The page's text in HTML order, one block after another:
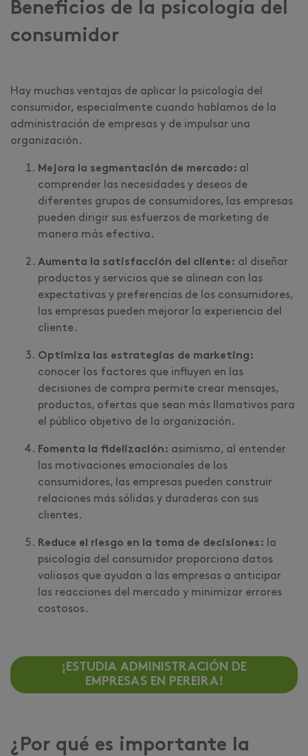
Beneficios de la psicología del
consumidor
Hay muchas ventajas de aplicar la psicología del
consumidor, especialmente cuando hablamos de la
administración de empresas y de impulsar una
organización.
Mejora la segmentación de mercado: al
comprender las necesidades y deseos de
diferentes grupos de consumidores, las empresas
pueden dirigir sus esfuerzos de marketing de
manera más efectiva.
Aumenta la satisfacción del cliente: al diseñar
productos y servicios que se alinean con las
expectativas y preferencias de los consumidores,
las empresas pueden mejorar la experiencia del
cliente.
Optimiza las estrategias de marketing:
conocer los factores que influyen en las
decisiones de compra permite crear mensajes,
productos, ofertas que sean más llamativos para
el público objetivo de la organización.
Fomenta la fidelización: asimismo, al entender
las motivaciones emocionales de los
consumidores, las empresas pueden construir
relaciones más sólidas y duraderas con sus
clientes.
Reduce el riesgo en la toma de decisiones: la
psicología del consumidor proporciona datos
valiosos que ayudan a las empresas a anticipar
las reacciones del mercado y minimizar errores
costosos.
¡ESTUDIA ADMINISTRACIÓN DE
EMPRESAS EN PEREIRA!
¿Por qué es importante la